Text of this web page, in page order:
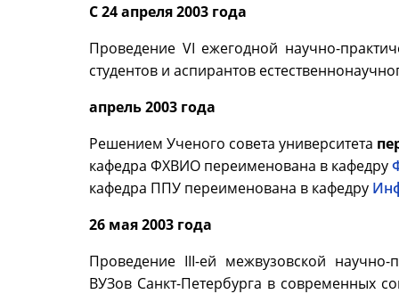
С 24 апреля 2003 года
Проведение VI ежегодной научно-
студентов и аспирантов
апрель 2003 года
Решением Ученого совета университета
кафедра ФХВИО переименована в кафедру
кафедра ППУ переименована в кафедру
26 мая 2003 года
Проведение III-ей межвузовской научно-
ВУЗов Санкт-Петербурга в современных